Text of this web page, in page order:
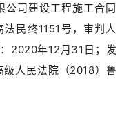
公司建设工程施工合同
民终1151号，审判人
2020年12月31日； 发
级人民法院（2018）鲁